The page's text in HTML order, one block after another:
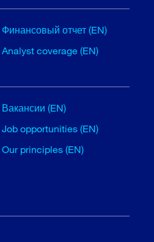
Финансовый отчет (EN)
Analyst coverage (EN)
Вакансии (EN)
Job opportunities (EN)
Our principles (EN)